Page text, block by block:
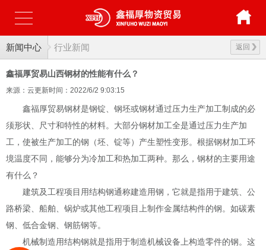
新闻中心 返回
行业新闻
鑫福厚贸易山西钢材的性能有什么？
来源：云更新时间：2022/6/2 9:03:15
鑫福厚贸易钢材是钢锭、钢坯或钢材通过压力生产加工制成的必
须形状、尺寸和特性的材料。大部分钢材加工全是通过压力生产加
工，使被生产加工的钢（坯、锭等）产生塑性变形。根据钢材加工环
境温度不同，能够分为冷加工和热加工两种。那么，钢材的主要用途
有什么？
建筑及工程项目用结构钢通称建造用钢，它就是指用于建筑、公
路桥梁、船舶、锅炉或其他工程项目上制作金属结构件的钢。如碳素
钢、低合金钢、钢筋钢等。
机械制造用结构钢就是指用于制造机械设备上构造零件的钢。这